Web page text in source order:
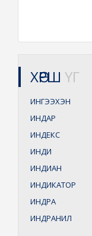
ХӨРШ ҮГ
ИНГЭЭХЭН
ИНДАР
ИНДЕКС
ИНДИ
ИНДИАН
ИНДИКАТОР
ИНДРА
ИНДРАНИЛ